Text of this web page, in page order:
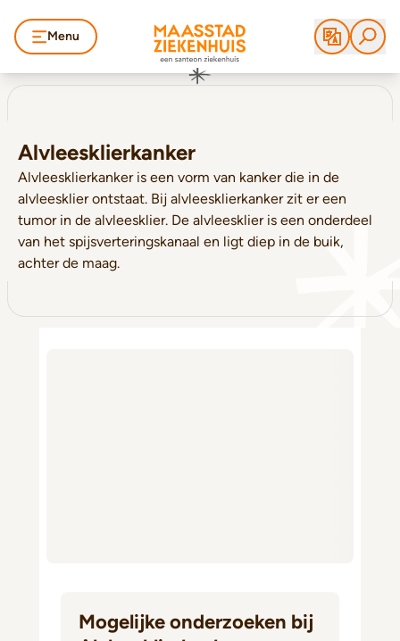
Menu
Alvleesklierkanker
Alvleesklierkanker is een vorm van kanker die in de
alvleesklier ontstaat. Bij alvleesklierkanker zit er een
tumor in de alvleesklier. De alvleesklier is een onderdeel
van het spijsverteringskanaal en ligt diep in de buik,
achter de maag.
Mogelijke onderzoeken bij